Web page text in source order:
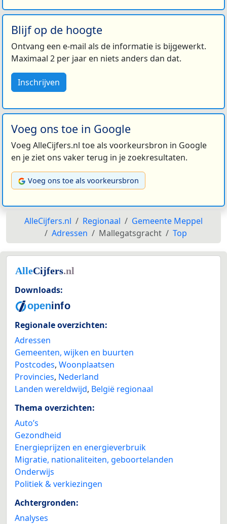
Blijf op de hoogte
Ontvang een e-mail als de informatie is bijgewerkt.
Maximaal 2 per jaar en niets anders dan dat.
Inschrijven
Voeg ons toe in Google
Voeg AlleCijfers.nl toe als voorkeursbron in Google
en je ziet ons vaker terug in je zoekresultaten.
Voeg ons toe als voorkeursbron
AlleCijfers.nl Regionaal
Gemeente Meppel
Adressen
Mallegatsgracht Top
Downloads:
Regionale overzichten:
Adressen
Gemeenten, wijken en buurten
Postcodes, Woonplaatsen
Provincies, Nederland
Landen wereldwijd, België regionaal
Thema overzichten:
Auto’s
Gezondheid
Energieprijzen en energieverbruik
Migratie, nationaliteiten, geboortelanden
Onderwijs
Politiek & verkiezingen
Achtergronden:
Analyses